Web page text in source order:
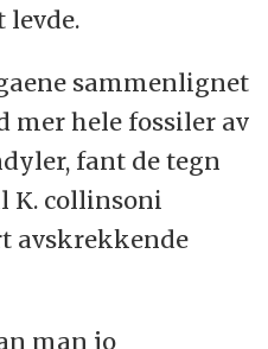
levde.
sammenlignet
mer hele fossiler av
fant de tegn
K. collinsoni
avskrekkende
man jo